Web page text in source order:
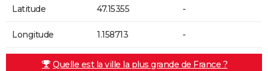
Latitude 47.15355 -
Longitude 1.158713 -
Quelle est la ville la plus grande de France ?